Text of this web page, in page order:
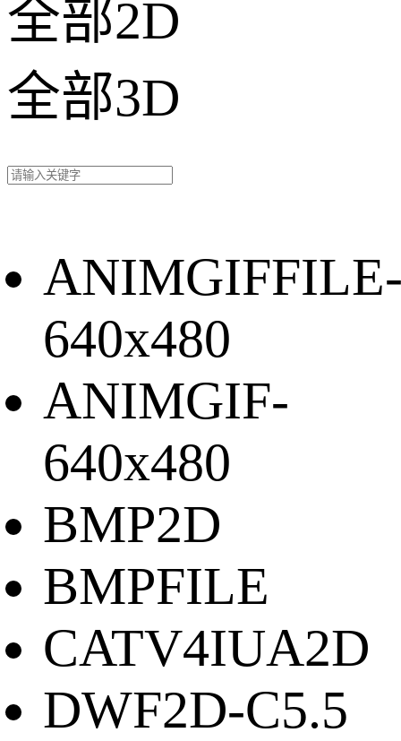
全部2D
全部3D
640x480
ANIMGIF-
640x480
BMP2D
BMPFILE
CATV4IUA2D
DWF2D-C5.5